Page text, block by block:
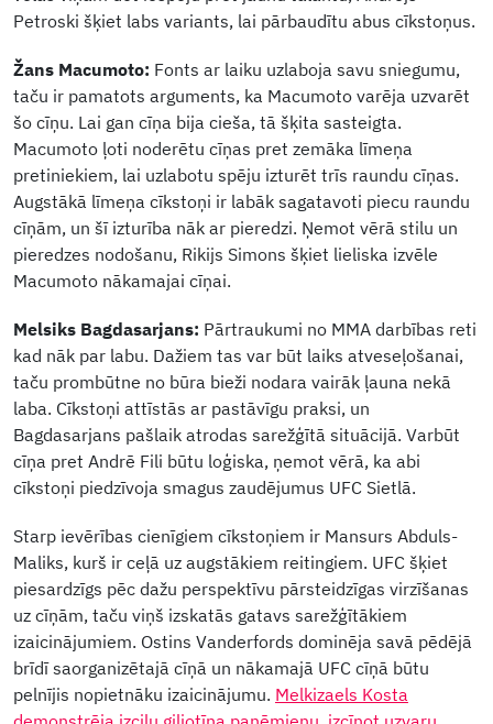
Petroski šķiet labs variants, lai pārbaudītu abus cīkstoņus.
Žans Macumoto: Fonts ar laiku uzlaboja savu sniegumu,
taču ir pamatots arguments, ka Macumoto varēja uzvarēt
šo cīņu. Lai gan cīņa bija cieša, tā šķita sasteigta.
Macumoto ļoti noderētu cīņas pret zemāka līmeņa
pretiniekiem, lai uzlabotu spēju izturēt trīs raundu cīņas.
Augstākā līmeņa cīkstoņi ir labāk sagatavoti piecu raundu
cīņām, un šī izturība nāk ar pieredzi. Ņemot vērā stilu un
pieredzes nodošanu, Rikijs Simons šķiet lieliska izvēle
Macumoto nākamajai cīņai.
Melsiks Bagdasarjans: Pārtraukumi no MMA darbības reti
kad nāk par labu. Dažiem tas var būt laiks atveseļošanai,
taču prombūtne no būra bieži nodara vairāk ļauna nekā
laba. Cīkstoņi attīstās ar pastāvīgu praksi, un
Bagdasarjans pašlaik atrodas sarežģītā situācijā. Varbūt
cīņa pret Andrē Fili būtu loģiska, ņemot vērā, ka abi
cīkstoņi piedzīvoja smagus zaudējumus UFC Sietlā.
Starp ievērības cienīgiem cīkstoņiem ir Mansurs Abduls-
Maliks, kurš ir ceļā uz augstākiem reitingiem. UFC šķiet
piesardzīgs pēc dažu perspektīvu pārsteidzīgas virzīšanas
uz cīņām, taču viņš izskatās gatavs sarežģītākiem
izaicinājumiem. Ostins Vanderfords dominēja savā pēdējā
brīdī saorganizētajā cīņā un nākamajā UFC cīņā būtu
pelnījis nopietnāku izaicinājumu. Melkizaels Kosta